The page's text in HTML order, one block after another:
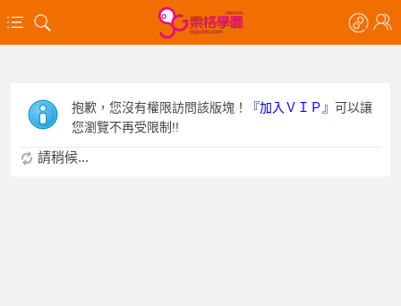
抱歉，您沒有權限訪問該版塊！ 『加入ＶＩＰ』可以讓
您瀏覽不再受限制!!
請稍候...